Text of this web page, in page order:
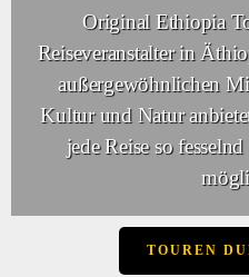
Original Ethiopia
Reiseveranstalter in
außergewöhnlichen
Kultur und Natur
jede Reise so
TOUREN